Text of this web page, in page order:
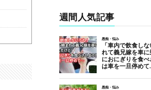
週間人気記事